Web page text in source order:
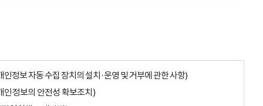
인정보 자동 수집 장치의 설치·운영 및 거부에 관한 사항)
인정보의 안전성 확보조치)